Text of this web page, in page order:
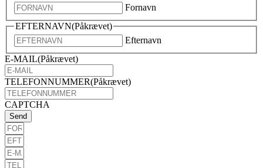
Fornavn
EFTERNAVN(Påkrævet)
Efternavn
E-MAIL(Påkrævet)
TELEFONNUMMER(Påkrævet)
CAPTCHA